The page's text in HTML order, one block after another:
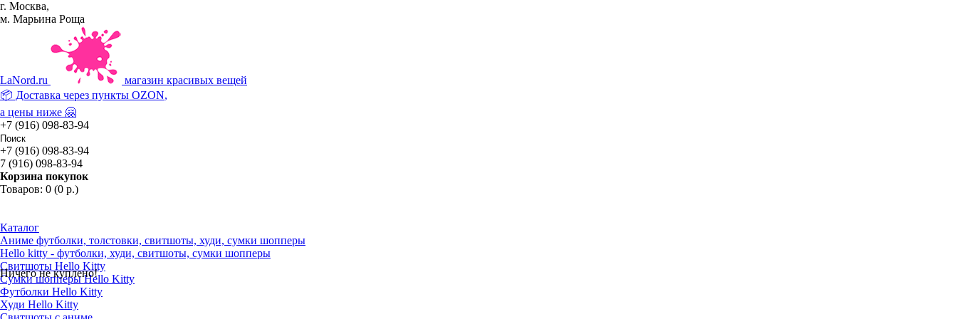
г. Москва,
м. Марьина Роща
LaNord.ru
магазин красивых вещей
📦 Доставка через пункты OZON,
а цены ниже 🤗
+7 (916) 098-83-94
+7 (916) 098-83-94
7 (916) 098-83-94
Корзина покупок
Товаров: 0 (0 р.)
Ничего не куплено!
Каталог
Аниме футболки, толстовки, свитшоты, худи, сумки шопперы
Hello kitty - футболки, худи, свитшоты, сумки шопперы
Свитшоты Hello Kitty
Сумки шопперы Hello Kitty
Футболки Hello Kitty
Худи Hello Kitty